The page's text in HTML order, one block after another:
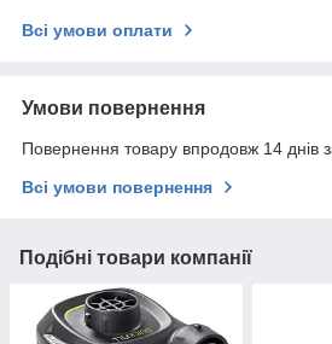
Всі умови оплати
Умови повернення
Повернення товару впродовж 14 днів
Всі умови повернення
Подібні товари компанії